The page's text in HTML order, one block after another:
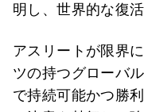
明し、世界的な復
アスリートが限界
ツの持つグローバ
で持続可能かつ勝